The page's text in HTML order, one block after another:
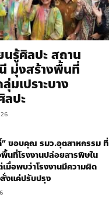
รู้ศิลปะ สถาน
มุ่งสร้างพื้นที่
มเปราะบาง
ลปะ
ขอบคุณ รมว.อุตสาหกรรม ที่
พื้นที่โรงงานปล่อยสารพิษใน
มื่อพบว่าโรงงานมีความผิด
สั่งแค่ปรับปรุง